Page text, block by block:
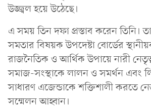
উজ্জ্বল হয়ে উঠেছে।
এ সময় তিন দফা প্রস্তাব করেন তিনি।
সমতার বিষয়ক উপদেষ্টা বোর্ডের
রাজনৈতিক ও আর্থিক উপায়ে নারী
সমাজ-সংস্থাকে লালন ও সমর্থন এবং
সাধারণ এজেন্ডাকে শক্তিশালী করতে
সম্মেলন আহ্বান।